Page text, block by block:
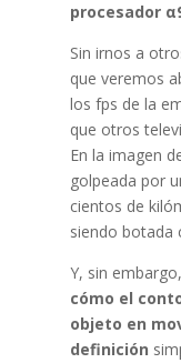
procesador
Sin irnos a
que veremos
los fps de la
que otros
En la imagen
golpeada por
cientos de
siendo botada
Y, sin embargo,
cómo el
objeto en
definición